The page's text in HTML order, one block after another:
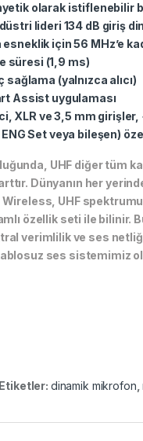
olarak istiflenebilir
lideri 134 dB giriş
esneklik için 56 MHz’e
süresi (1,9 ms)
(yalnızca alıcı)
Assist uygulaması
XLR ve 3,5 mm
ENG Set veya bileşen)
UHF diğer tüm
Dünyanın her
UHF
özellik seti ile bilinir.
verimlilik ve ses
ses sistemimiz
Etiketler: dinamik mikrofon ,